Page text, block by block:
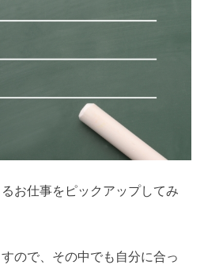
お仕事をピックアップしてみ
ので、その中でも自分に合っ